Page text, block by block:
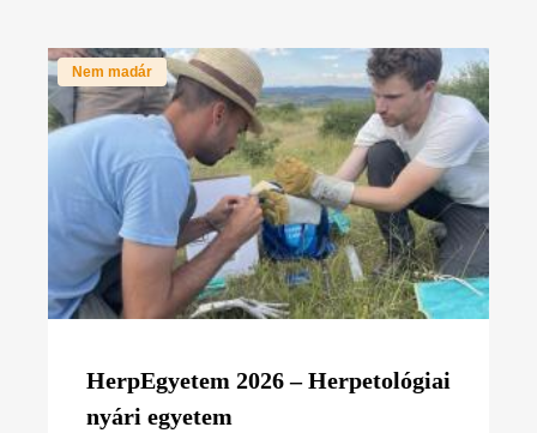
Nem madár
HerpEgyetem 2026 – Herpetológiai
nyári egyetem